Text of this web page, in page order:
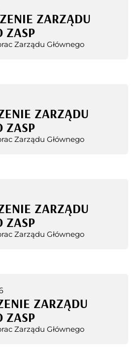
ZARZĄDU
ZASP
Zarządu Głównego
ZARZĄDU
ZASP
Zarządu Głównego
ZARZĄDU
ZASP
Zarządu Głównego
ZARZĄDU
ZASP
Zarządu Głównego